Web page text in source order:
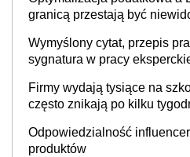
granicą przestają być
Wymyślony cytat, przepis
sygnatura w pracy
Firmy wydają tysiące na
często znikają po kilku
Odpowiedzialność
produktów